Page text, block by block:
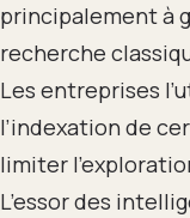
principalement à
recherche
Les entreprises
l’indexation de
limiter
L’essor des